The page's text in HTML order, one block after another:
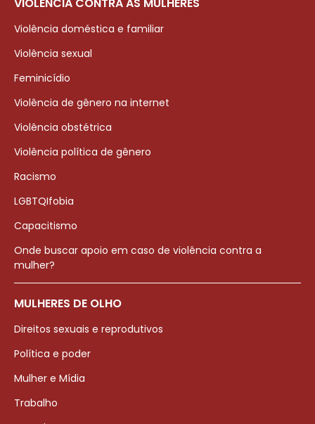
VIOLÊNCIA CONTRA AS MULHERES
Violência doméstica e familiar
Violência sexual
Feminicídio
Violência de gênero na internet
Violência obstétrica
Violência política de gênero
Racismo
LGBTQIfobia
Capacitismo
Onde buscar apoio em caso de violência contra a
mulher?
MULHERES DE OLHO
Direitos sexuais e reprodutivos
Política e poder
Mulher e Mídia
Trabalho